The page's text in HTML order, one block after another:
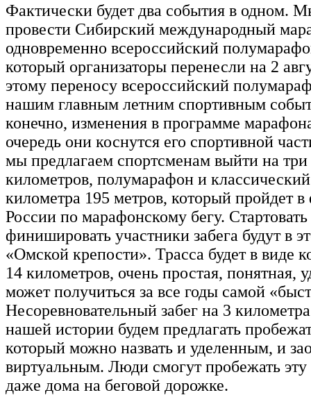
Фактически будет два события в одном.
провести Сибирский международный
одновременно всероссийский
который организаторы перенесли на 2
этому переносу всероссийский
нашим главным летним спортивным
конечно, изменения в программе
очередь они коснутся его спортивной
мы предлагаем спортсменам выйти на
километров, полумарафон и
километра 195 метров, который пройдет
России по марафонскому бегу.
финишировать участники забега будут в
«Омской крепости». Трасса будет в виде
14 километров, очень простая, понятная,
может получиться за все годы самой
Несоревновательный забег на 3
нашей истории будем предлагать
который можно назвать и уделенным, и
виртуальным. Люди смогут пробежать
даже дома на беговой дорожке.